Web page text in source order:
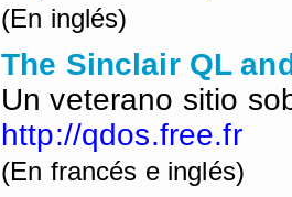
(En inglés)
The Sinclair QL
Un veterano sitio
http://qdos.free.fr
(En francés e inglés)